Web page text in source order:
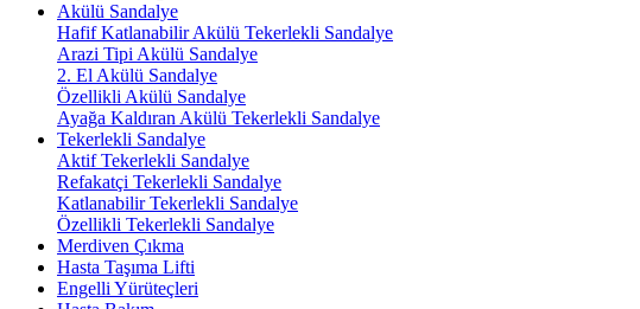
Akülü Sandalye
Hafif Katlanabilir Akülü Tekerlekli Sandalye
Arazi Tipi Akülü Sandalye
2. El Akülü Sandalye
Özellikli Akülü Sandalye
Ayağa Kaldıran Akülü Tekerlekli Sandalye
Tekerlekli Sandalye
Aktif Tekerlekli Sandalye
Refakatçi Tekerlekli Sandalye
Katlanabilir Tekerlekli Sandalye
Özellikli Tekerlekli Sandalye
Merdiven Çıkma
Hasta Taşıma Lifti
Engelli Yürüteçleri